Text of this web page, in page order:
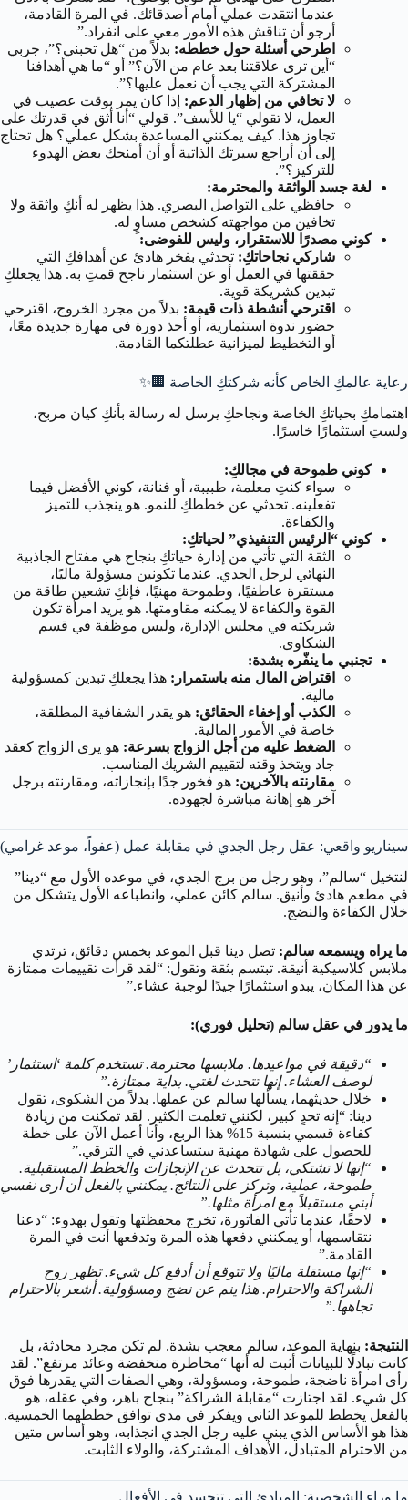
عندما انتقدت عملي أمام أصدقائك. في المرة القادمة،
أرجو أن تناقش هذه الأمور معي على انفراد.”
اطرحي أسئلة حول خططه: بدلاً من “هل تحبني؟”، جربي
“أين ترى علاقتنا بعد عام من الآن؟” أو “ما هي أهدافنا
المشتركة التي يجب أن نعمل عليها؟”.
لا تخافي من إظهار الدعم: إذا كان يمر بوقت عصيب في
العمل، لا تقولي “يا للأسف”. قولي “أنا أثق في قدرتك على
تجاوز هذا. كيف يمكنني المساعدة بشكل عملي؟ هل تحتاج
إلى أن أراجع سيرتك الذاتية أو أن أمنحك بعض الهدوء
للتركيز؟”.
لغة جسد الواثقة والمحترمة:
حافظي على التواصل البصري. هذا يظهر له أنكِ واثقة ولا
تخافين من مواجهته كشخص مساوٍ له.
كوني مصدرًا للاستقرار، وليس للفوضى:
شاركي نجاحاتكِ: تحدثي بفخر هادئ عن أهدافكِ التي
حققتها في العمل أو عن استثمار ناجح قمتِ به. هذا يجعلكِ
تبدين كشريكة قوية.
اقترحي أنشطة ذات قيمة: بدلاً من مجرد الخروج، اقترحي
حضور ندوة استثمارية، أو أخذ دورة في مهارة جديدة معًا،
أو التخطيط لميزانية عطلتكما القادمة.
رعاية عالمكِ الخاص كأنه شركتكِ الخاصة 🏢✨
اهتمامكِ بحياتكِ الخاصة ونجاحكِ يرسل له رسالة بأنكِ كيان مربح،
ولستِ استثمارًا خاسرًا.
كوني طموحة في مجالكِ:
سواء كنتِ معلمة، طبيبة، أو فنانة، كوني الأفضل فيما
تفعلينه. تحدثي عن خططكِ للنمو. هو ينجذب للتميز
والكفاءة.
كوني “الرئيس التنفيذي” لحياتكِ:
الثقة التي تأتي من إدارة حياتكِ بنجاح هي مفتاح الجاذبية
النهائي لرجل الجدي. عندما تكونين مسؤولة ماليًا،
مستقرة عاطفيًا، وطموحة مهنيًا، فإنكِ تشعين طاقة من
القوة والكفاءة لا يمكنه مقاومتها. هو يريد امرأة تكون
شريكته في مجلس الإدارة، وليس موظفة في قسم
الشكاوى.
تجنبي ما ينفّره بشدة:
اقتراض المال منه باستمرار: هذا يجعلكِ تبدين كمسؤولية
مالية.
الكذب أو إخفاء الحقائق: هو يقدر الشفافية المطلقة،
خاصة في الأمور المالية.
الضغط عليه من أجل الزواج بسرعة: هو يرى الزواج كعقد
جاد ويتخذ وقته لتقييم الشريك المناسب.
مقارنته بالآخرين: هو فخور جدًا بإنجازاته، ومقارنته برجل
آخر هو إهانة مباشرة لجهوده.
سيناريو واقعي: عقل رجل الجدي في مقابلة عمل (عفواً، موعد غرامي)
لنتخيل “سالم”، وهو رجل من برج الجدي، في موعده الأول مع “دينا”
في مطعم هادئ وأنيق. سالم كائن عملي، وانطباعه الأول يتشكل من
خلال الكفاءة والنضج.
ما يراه ويسمعه سالم: تصل دينا قبل الموعد بخمس دقائق، ترتدي
ملابس كلاسيكية أنيقة. تبتسم بثقة وتقول: “لقد قرأت تقييمات ممتازة
عن هذا المكان، يبدو استثمارًا جيدًا لوجبة عشاء.”
ما يدور في عقل سالم (تحليل فوري):
“دقيقة في مواعيدها. ملابسها محترمة. تستخدم كلمة ‘استثمار’
لوصف العشاء. إنها تتحدث لغتي. بداية ممتازة.”
خلال حديثهما، يسألها سالم عن عملها. بدلاً من الشكوى، تقول
دينا: “إنه تحدٍ كبير، لكنني تعلمت الكثير. لقد تمكنت من زيادة
كفاءة قسمي بنسبة 15% هذا الربع، وأنا أعمل الآن على خطة
للحصول على شهادة مهنية ستساعدني في الترقي.”
“إنها لا تشتكي، بل تتحدث عن الإنجازات والخطط المستقبلية.
طموحة، عملية، وتركز على النتائج. يمكنني بالفعل أن أرى نفسي
أبني مستقبلاً مع امرأة مثلها.”
لاحقًا، عندما تأتي الفاتورة، تخرج محفظتها وتقول بهدوء: “دعنا
نتقاسمها، أو يمكنني دفعها هذه المرة وتدفعها أنت في المرة
القادمة.”
“إنها مستقلة ماليًا ولا تتوقع أن أدفع كل شيء. تظهر روح
الشراكة والاحترام. هذا ينم عن نضج ومسؤولية. أشعر بالاحترام
تجاهها.”
النتيجة: بنهاية الموعد، سالم معجب بشدة. لم تكن مجرد محادثة، بل
كانت تبادلًا للبيانات أثبت له أنها “مخاطرة منخفضة وعائد مرتفع”. لقد
رأى امرأة ناضجة، طموحة، ومسؤولة، وهي الصفات التي يقدرها فوق
كل شيء. لقد اجتازت “مقابلة الشراكة” بنجاح باهر، وفي عقله، هو
بالفعل يخطط للموعد الثاني ويفكر في مدى توافق خططهما الخمسية.
هذا هو الأساس الذي يبني عليه رجل الجدي انجذابه، وهو أساس متين
من الاحترام المتبادل، الأهداف المشتركة، والولاء الثابت.
ما وراء الشخصية: المبادئ التي تتجسد في الأفعال